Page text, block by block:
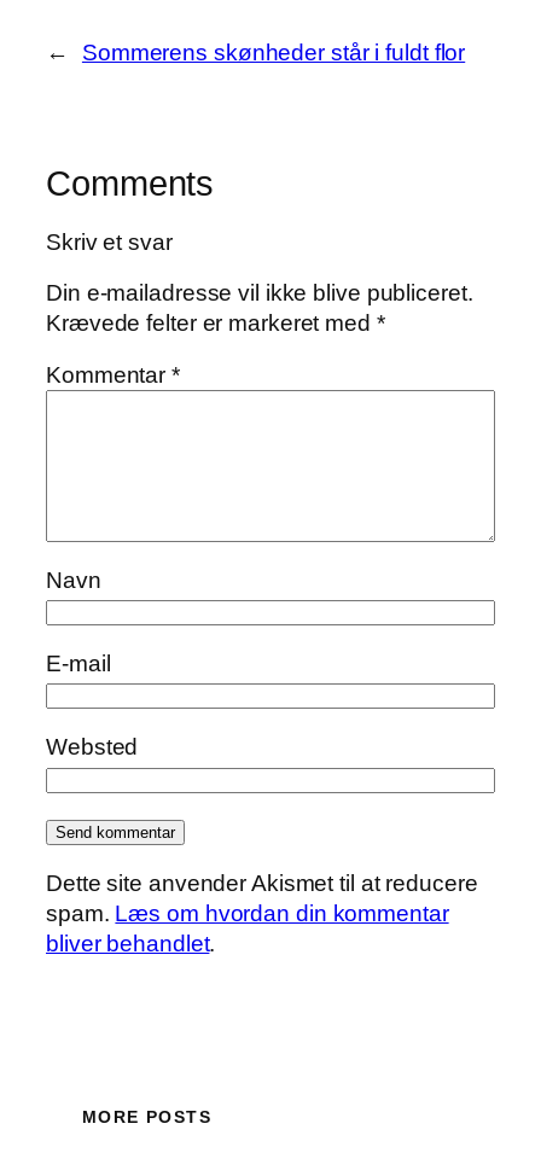
← Sommerens skønheder står i fuldt flor
Comments
Skriv et svar
Din e-mailadresse vil ikke blive publiceret.
Krævede felter er markeret med *
Kommentar*
Navn
E-mail
Websted
Dette site anvender Akismet til at reducere
spam. Læs om hvordan din kommentar
bliver behandlet.
MORE POSTS